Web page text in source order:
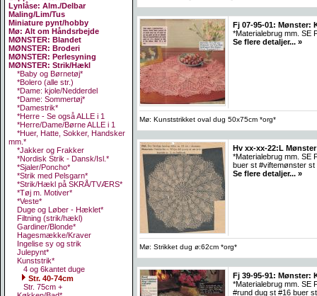
Lynlåse: Alm./Delbar
Maling/Lim/Tus
Miniature pynt/hobby
Mø: Alt om Håndsrbejde
MØNSTER: Blandet
MØNSTER: Broderi
MØNSTER: Perlesyning
MØNSTER: Strik/Hækl
*Baby og Børnetøj*
*Bolero (alle str.)
*Dame: kjole/Nedderdel
*Dame: Sommertøj*
*Damestrik*
*Herre - Se også ALLE i 1
*Herre/Dame/Børne ALLE i 1
*Huer, Hatte, Sokker, Handsker
mm.*
*Jakker og Frakker
*Nordisk Strik - Dansk/Isl.*
*Sjaler/Poncho*
*Strik med Pelsgarn*
*Strik/Hækl på SKRÅ/TVÆRS*
*Tøj m. Motiver*
*Veste*
Duge og Løber - Hæklet*
Filtning (strik/hækl)
Gardiner/Blonde*
Hagesmække/Kraver
Ingelise sy og strik
Julepynt*
Kunststrik*
4 og 6kantet duge
Str. 40-74cm
Str. 75cm +
Fj 07-95-01: Mønster:
*Materialebrug mm. SE
Se flere detaljer... »
Mø: Kunststrikket oval dug 50x75cm *org*
Hv xx-xx-22:L
*Materialebrug mm. SE
buer st #viftemønster
Se flere detaljer... »
Mø: Strikket dug ø:62cm *org*
Fj 39-95-91: Mønster:
*Materialebrug mm. SE
#rund dug st #16 buer